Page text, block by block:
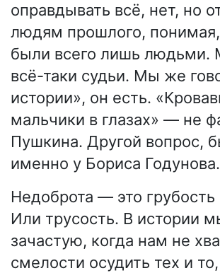
оправдывать всё, нет, но
людям прошлого,
были всего лишь людьми.
всё-таки судьи. Мы же
истории», он есть.
мальчики в глазах» — не
Пушкина. Другой вопрос,
именно у Бориса
Недоброта — это грубость
Или трусость. В истории
зачастую, когда нам не
смелости осудить тех и